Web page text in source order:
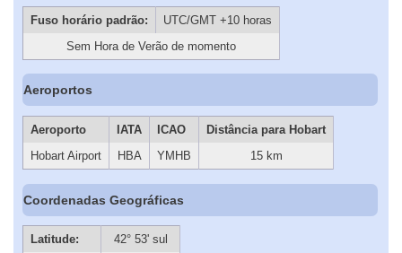
Fuso horário padrão:
UTC/GMT +10 horas
Sem Hora de Verão de momento
Aeroportos
Aeroporto IATA ICAO
Distância para Hobart
Hobart Airport
HBA YMHB 15 km
Coordenadas Geográficas
Latitude:
42° 53' sul